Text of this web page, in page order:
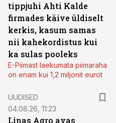
tippjuhi Ahti Kalde
firmades käive üldiselt
kerkis, kasum samas
nii kahekordistus kui
ka sulas pooleks
E-Piimast laekumata piimaraha
on enam kui 1,2 miljonit eurot
UUDISED
04.08.26, 11:23
Linas Agro avas